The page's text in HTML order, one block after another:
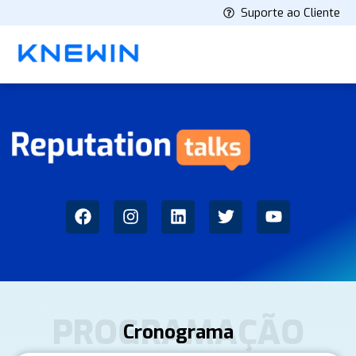
Suporte ao Cliente
PROGRAMAÇÃO
Cronograma